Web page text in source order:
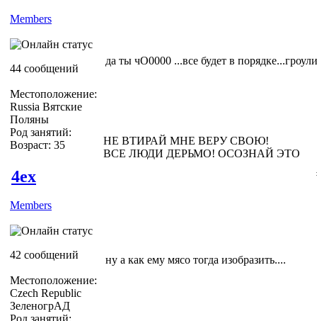
Members
44 сообщений
Местоположение:
Russia Вятские
Поляны
Род занятий:
Возраст: 35
да ты чО0000 ...все будет в
НЕ ВТИРАЙ МНЕ ВЕРУ СВОЮ!
ВСЕ ЛЮДИ ДЕРЬМО! ОСОЗНАЙ ЭТО
4ex
Members
42 сообщений
Местоположение:
Czech Republic
ЗеленогрАД
Род занятий:
ну а как ему мясо тогда изобразить....